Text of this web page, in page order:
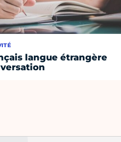
langue étrangère